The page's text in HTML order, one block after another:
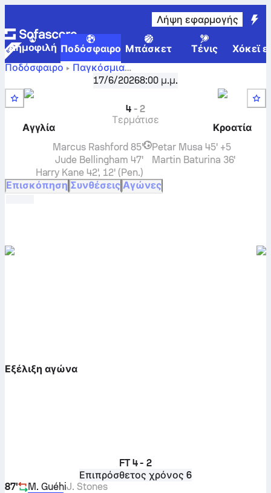
Λήψη εφαρμογής
Δημοφιλή Ποδόσφαιρο Μπάσκετ Τένις
Χόκεϊ
Ποδόσφαιρο
Παγκόσμια
Παγκόσμιο Κύπελλο, Όμιλος L, Γύρος 1
Κροατία
ζωντανό σκορ, μεταξύ τους αποτελέσματα,
βαθμολογίες και προβλέψεις
17/6/20268:00 μ.μ.
Αγγλία
4-2
Τερμάτισε
Κροατία
Marcus Rashford 85'
Jude Bellingham 47'
Harry Kane 42', 12' (Pen.)
Petar Musa 45' +5
Martin Baturina 36'
Επισκόπηση Συνθέσεις Αγώνες
Εξέλιξη αγώνα
FT 4 - 2
Επιπρόσθετος χρόνος 6
87'
M. GuéhiJ. Stones